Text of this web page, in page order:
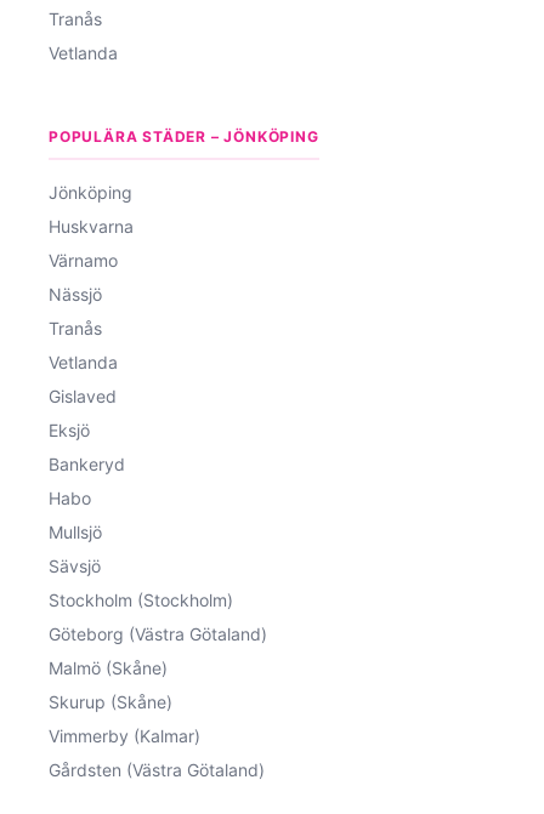
Tranås
Vetlanda
POPULÄRA STÄDER – JÖNKÖPING
Jönköping
Huskvarna
Värnamo
Nässjö
Tranås
Vetlanda
Gislaved
Eksjö
Bankeryd
Habo
Mullsjö
Sävsjö
Stockholm (Stockholm)
Göteborg (Västra Götaland)
Malmö (Skåne)
Skurup (Skåne)
Vimmerby (Kalmar)
Gårdsten (Västra Götaland)